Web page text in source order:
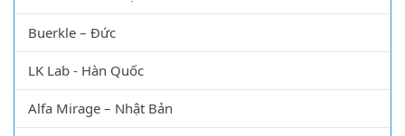
Buerkle – Đức
LK Lab - Hàn Quốc
Alfa Mirage – Nhật Bản